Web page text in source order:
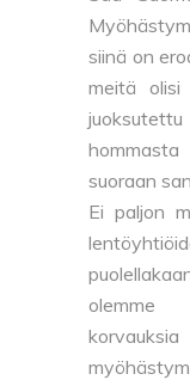
siinä on
meitä olisi
suoraan
Ei paljon
olemme